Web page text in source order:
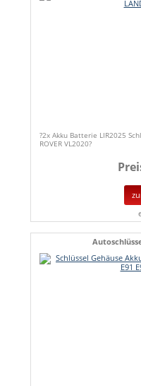
?2x Akku Batterie LIR2025
ROVER VL2020?